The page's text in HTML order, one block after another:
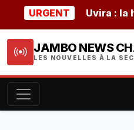
URGENT Uvira : la
JAMBO NEWS
LES NOUVELLES À LA